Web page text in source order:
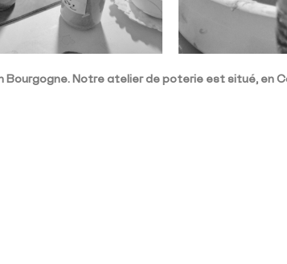
Notre atelier de poterie est situé, en